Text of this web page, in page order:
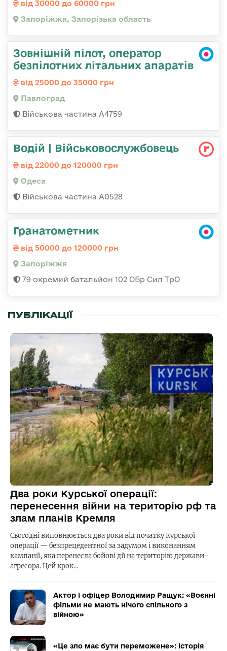
від 30000 до 60000 грн
Запоріжжя, Запорізька область
Зовнішній пілот, оператор
безпілотних літальних апаратів
від 25000 до 35000 грн
Павлоград
Військова частина А4759
Водій | Військовослужбовець
від 22000 до 120000 грн
Одеса
Військова частина А0528
Гранатометник
від 50000 до 120000 грн
Запоріжжя
79 окремий батальйон 102 ОБр Сил ТрО
ПУБЛІКАЦІЇ
Два роки Курської операції:
перенесення війни на територію рф та
злам планів Кремля
Сьогодні виповнюється два роки від початку Курської
операції — безпрецедентної за задумом і виконанням
кампанії, яка перенесла бойові дії на територію держави-
агресора. Цей крок…
Актор і офіцер Володимир Ращук: «Воєнні
фільми не мають нічого спільного з
війною»
«Це зло має бути переможене»: історія